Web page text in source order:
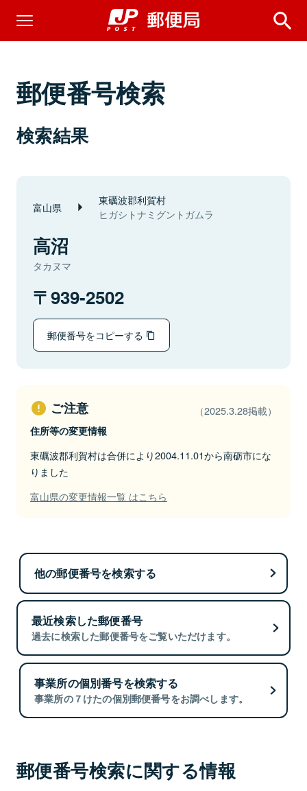
郵便番号検索
検索結果
富山県 東礪波郡利賀村
ヒガシトナミグントガムラ
高沼
タカヌマ
939-2502
郵便番号をコピーする
ご注意 （2025.3.28掲載）
住所等の変更情報
東礪波郡利賀村は合併により2004.11.01から南砺市にな
りました
富山県の変更情報一覧 はこちら
他の郵便番号を検索する
最近検索した郵便番号
過去に検索した郵便番号をご覧いただけます。
事業所の個別番号を検索する
事業所の７けたの個別郵便番号をお調べします。
郵便番号検索に関する情報